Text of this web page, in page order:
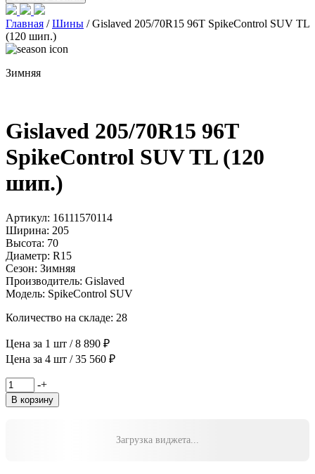
Главная /Шины / Gislaved 205/70R15 96T SpikeControl SUV TL
(120 шип.)
Зимняя
Gislaved 205/70R15 96T
SpikeControl SUV TL (120
шип.)
Артикул: 16111570114
Ширина: 205
Высота: 70
Диаметр: R15
Сезон: Зимняя
Производитель: Gislaved
Модель: SpikeControl SUV
Количество на складе: 28
Цена за 1 шт / 8 890 ₽
Цена за 4 шт / 35 560 ₽
Количество
товара
Gislaved
-+
В корзину
Загрузка виджета...